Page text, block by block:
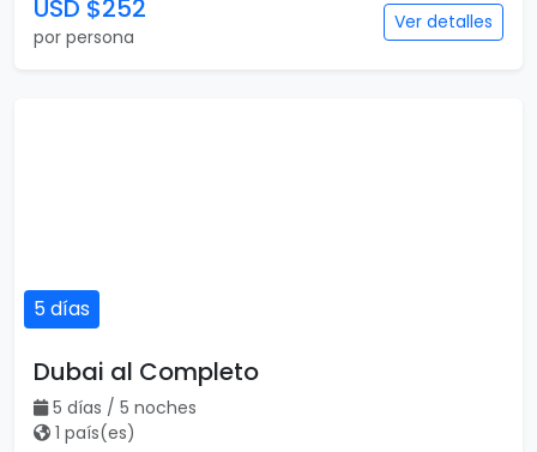
USD $252
por persona
Ver detalles
5 días
Dubai al Completo
5 días / 5 noches
1 país(es)